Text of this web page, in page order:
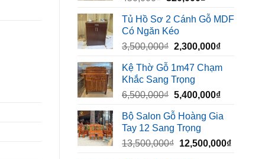
là:
450,000₫.
tại
320,000₫.
Tủ Hồ Sơ 2 Cánh Gỗ MDF
Có Ngăn Kéo
3,500,000₫ Giá
là:
3,500,000₫.
2,300,000₫Giá
tại
Kệ Thờ Gỗ 1m47 Chạm
Khắc Sang Trọng
6,500,000₫ Giá
là:
6,500,000₫.
5,400,000₫Giá
tại
Bộ Salon Gỗ Hoàng Gia
Tay 12 Sang Trọng
13,500,000₫ Giá
12,500,000₫Giá